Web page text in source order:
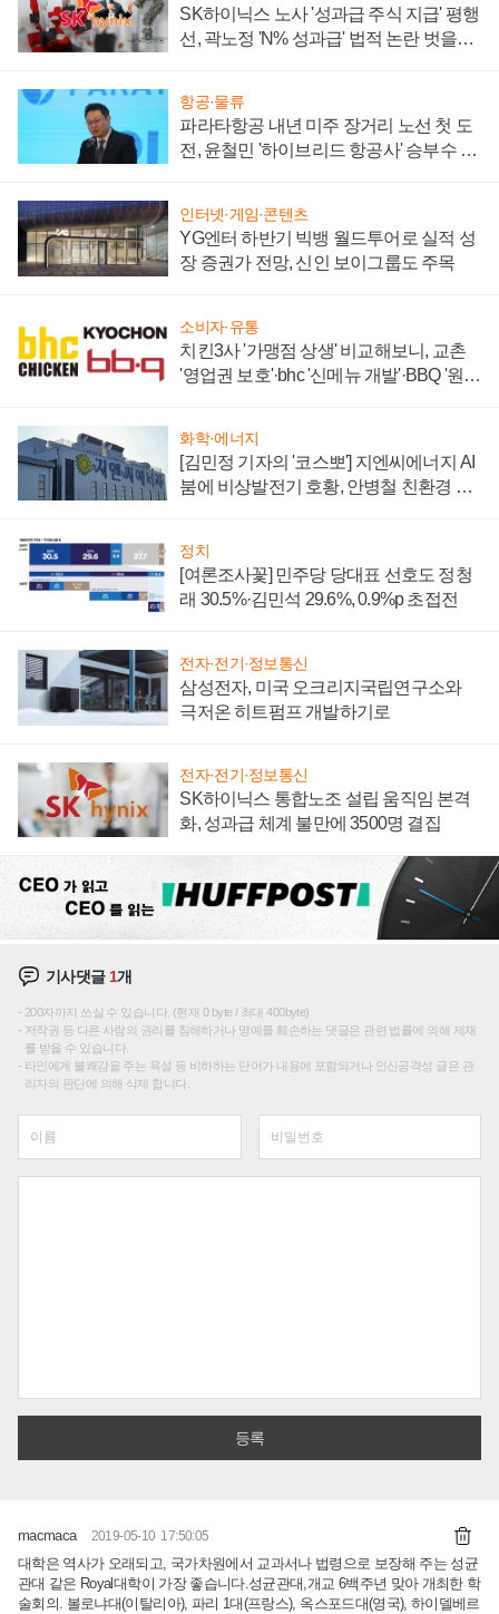
SK하이닉스 노사 '성과급 주식 지급' 평행
선, 곽노정 'N% 성과급' 법적 논란 벗을지
항공·물류
파라타항공 내년 미주 장거리 노선 첫 도
전, 윤철민 '하이브리드 항공사' 승부수 통
인터넷·게임·콘텐츠
YG엔터 하반기 빅뱅 월드투어로 실적 성
장 증권가 전망, 신인 보이그룹도 주목
소비자·유통
치킨3사 '가맹점 상생' 비교해보니, 교촌
'영업권 보호'·bhc '신메뉴 개발'·BBQ '원가
화학·에너지
[김민정 기자의 '코스뽀'] 지엔씨에너지 AI
붐에 비상발전기 호황, 안병철 친환경 에
정치
[여론조사꽃] 민주당 당대표 선호도 정청
래 30.5%·김민석 29.6%, 0.9%p 초접전
전자·전기·정보통신
삼성전자, 미국 오크리지국립연구소와
극저온 히트펌프 개발하기로
전자·전기·정보통신
SK하이닉스 통합노조 설립 움직임 본격
화, 성과급 체계 불만에 3500명 결집
기사댓글 1개
200자까지 쓰실 수 있습니다. (현재 0 byte / 최대 400byte)
저작권 등 다른 사람의 권리를 침해하거나 명예를 훼손하는 댓글은 관련 법률에 의해 제재
를 받을 수 있습니다.
타인에게 불쾌감을 주는 욕설 등 비하하는 단어가 내용에 포함되거나 인신공격성 글은 관
리자의 판단에 의해 삭제 합니다.
macmaca 2019-05-10 17:50:05
대학은 역사가 오래되고, 국가차원에서 교과서나 법령으로 보장해 주는 성균
관대 같은 Royal대학이 가장 좋습니다.성균관대,개교 6백주년 맞아 개최한 학
술회의. 볼로냐대(이탈리아), 파리 1대(프랑스), 옥스포드대(영국), 하이델베르